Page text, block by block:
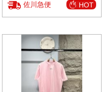
佐川急便 HOT